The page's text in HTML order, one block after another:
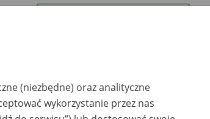
(niezbędne) oraz analityczne
wykorzystanie przez nas